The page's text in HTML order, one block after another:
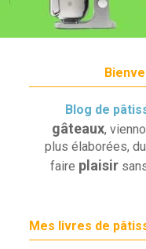
Blog de
gâteaux,
plus élaborées,
faire plaisir
Mes livres de